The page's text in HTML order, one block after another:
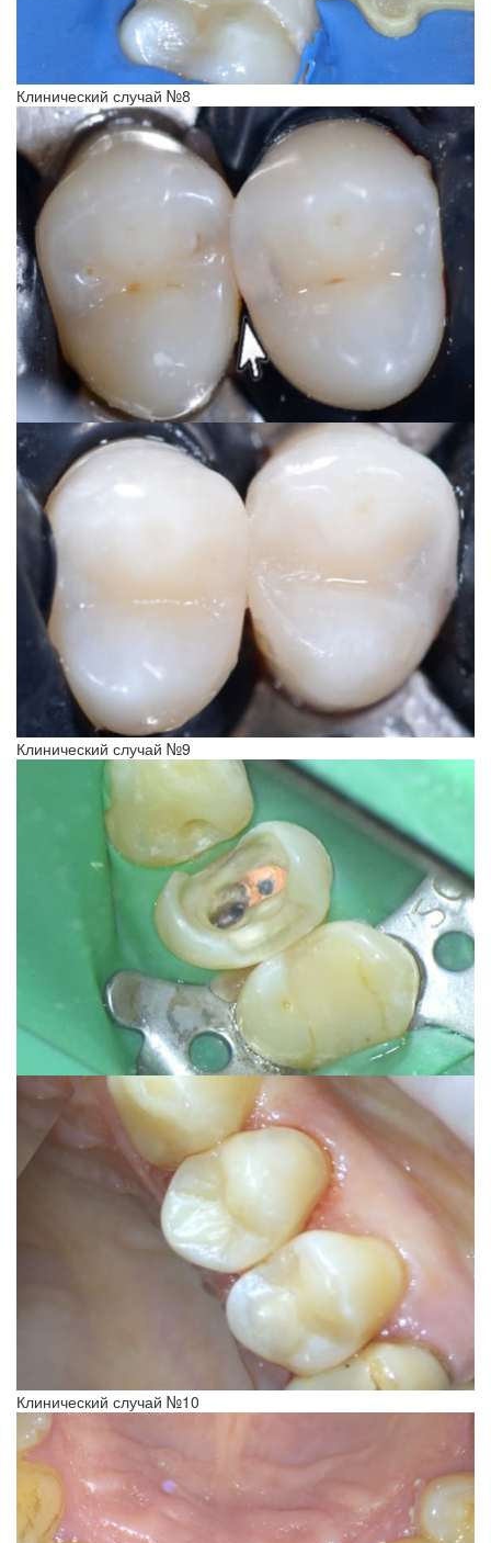
Клинический случай №8
Клинический случай №9
Клинический случай №10